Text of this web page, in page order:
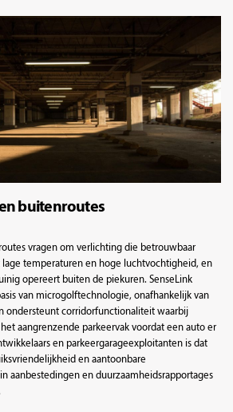
buitenroutes
vragen om verlichting die betrouwbaar
temperaturen en hoge luchtvochtigheid, en
opereert buiten de piekuren. SenseLink
van microgolftechnologie, onafhankelijk van
ondersteunt corridorfunctionaliteit waarbij
aangrenzende parkeervak voordat een auto er
en parkeergarageexploitanten is dat
en aantoonbare
aanbestedingen en duurzaamheidsrapportages